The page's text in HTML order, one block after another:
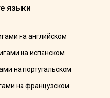
языки
на английском
на испанском
на португальском
на французском